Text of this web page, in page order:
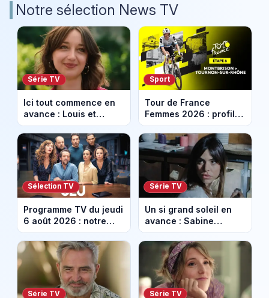
Notre sélection News TV
Série TV
Ici tout commence en
avance : Louis et
Jasmine enfin en
couple. Episode du 7
août 2026 (spoiler)
Sport
Tour de France
Femmes 2026 : profil
et horaires de la 6e
étape entre
Montbrison et
Tournon-sur-Rhône
Sélection TV
Programme TV du jeudi
6 août 2026 : notre
sélection pour votre
soirée télé
Série TV
Un si grand soleil en
avance : Sabine
menacée par Céleste.
Episode du 7 août
2026 (spoiler).
Série TV Série TV